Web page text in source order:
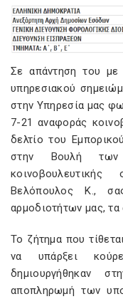
Σε απάντηση του με
υπηρεσιακού
στην Υπηρεσία μας
7-21 αναφοράς
δελτίο του
στην Βουλή
Βελόπουλος Κ.,
αρμοδιοτήτων μας, τα
Το ζήτημα που
να υπάρξει
δημιουργήθηκαν
αποπληρωμή των